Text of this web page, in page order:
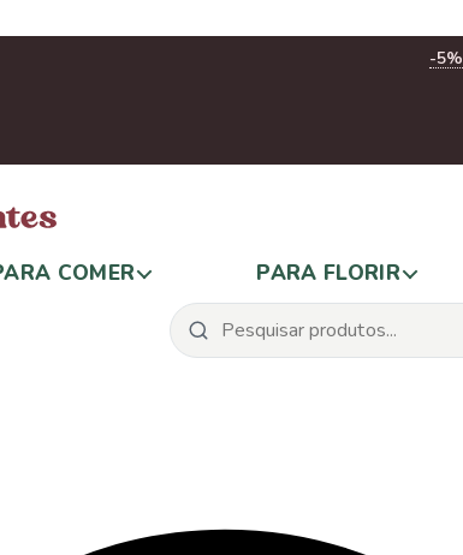
-5%
COMER PARA FLORIR